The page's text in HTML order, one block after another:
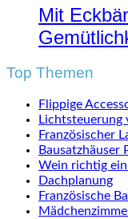
Mit
Top Themen
Flippige
Lichtsteuerung
Französischer
Bausatzhäuser
Wein richtig
Dachplanung
Französische